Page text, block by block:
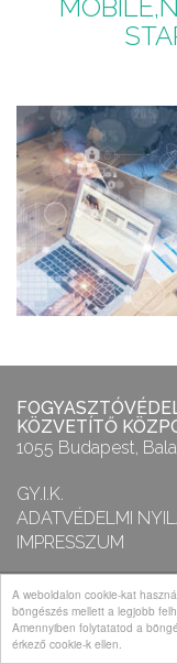
A weboldalon cookie-kat
böngészés mellett a legjobb
Amennyiben folytatatod a
érkező cookie-k ellen.
KÖZVETÍTŐ
1055 Budapest,
GY.I.K.
ADATVÉDELMI
IMPRESSZUM
Copyright